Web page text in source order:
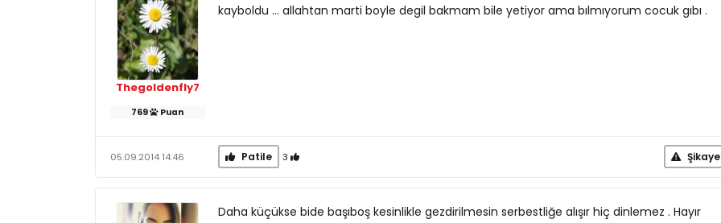
Thegoldenfly7
769 Puan
kayboldu ... allahtan marti boyle degil bakmam bile yetiyor ama bılmıyorum cocuk gıbı .
05.09.2014 14:46 Patile 3
Daha küçükse bide başıboş kesinlikle gezdirilmesin serbestliğe alışır hiç dinlemez . Hayır